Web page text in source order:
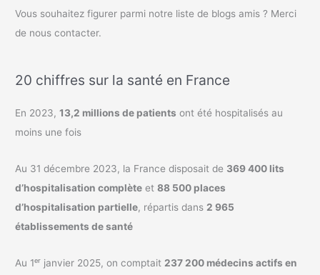
Vous souhaitez figurer parmi notre liste de blogs amis ? Merci
de nous contacter.
20 chiffres sur la santé en France
En 2023,13,2 millions de patients ont été hospitalisés au
moins une fois
Au 31 décembre 2023, la France disposait de 369 400 lits
d’hospitalisation complète et88 500 places
d’hospitalisation partielle, répartis dans 2 965
établissements de santé
Au 1ᵉʳ janvier 2025, on comptait 237 200 médecins actifs en